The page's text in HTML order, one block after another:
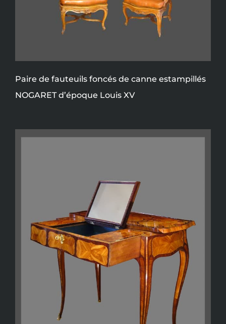
Paire de fauteuils foncés de canne estampillés
NOGARET d’époque Louis XV